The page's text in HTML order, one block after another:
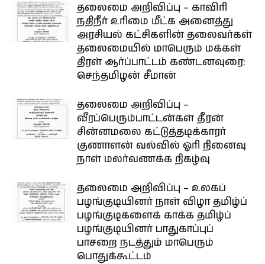
தலைமை அறிவிப்பு – காவிரி
நதிநீர் உரிமை மீட்க அனைத்து
அரசியல் கட்சிகளின் தலைவர்கள்
தலைமையில் மாபெரும் மக்கள்
திரள் ஆர்ப்பாட்டம் கண்டனவுரை:
செந்தமிழன் சீமான்
தலைமை அறிவிப்பு –
வீரப்பெரும்பாட்டன்கள் தீரன்
சின்னமலை கட்டுத்தடிக்காரர்
குணாளன் வல்வில் ஓரி நினைவு
நாள் மலர்வணக்க நிகழ்வு
தலைமை அறிவிப்பு – உலகப்
பழங்குடியினர் நாள் விழா தமிழ்ப்
பழங்குடிகளைக் காக்க தமிழ்ப்
பழங்குடியினர் பாதுகாப்புப்
பாசறை நடத்தும் மாபெரும்
பொதுக்கூட்டம்